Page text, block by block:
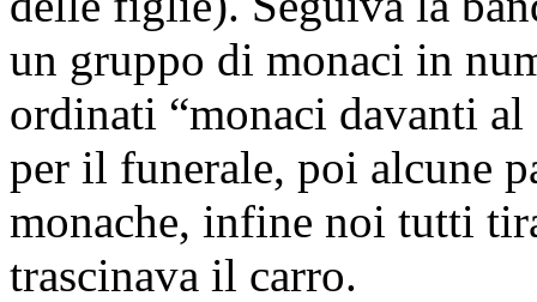
un gruppo di monaci in
ordinati “monaci davanti
per il funerale, poi alcune
monache, infine noi tutti
trascinava il carro.